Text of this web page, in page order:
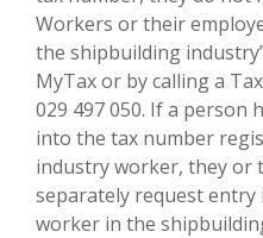
Workers or their
the shipbuilding
MyTax or by calling a
029 497 050. If a person
into the tax number
industry worker, they or
separately request
worker in the